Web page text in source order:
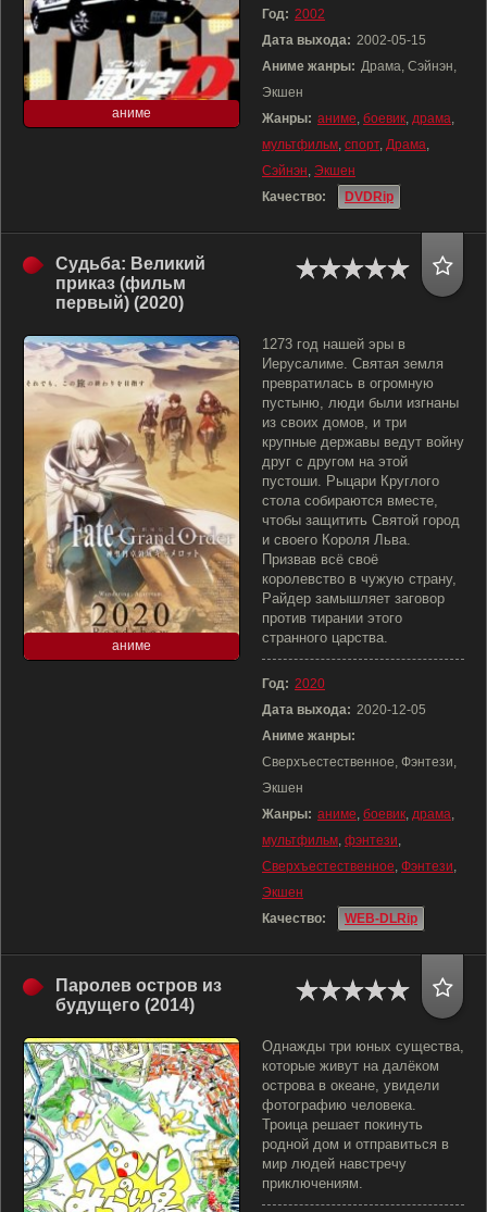
аниме
Год: 2002
Дата выхода: 2002-05-15
Аниме жанры: Драма, Сэйнэн,
Экшен
Жанры: аниме, боевик, драма,
мультфильм, спорт, Драма,
Сэйнэн, Экшен
Качество:
DVDRip
Судьба: Великий
приказ (фильм
первый) (2020)
аниме
1273 год нашей эры в
Иерусалиме. Святая земля
превратилась в огромную
пустыню, люди были изгнаны
из своих домов, и три
крупные державы ведут войну
друг с другом на этой
пустоши. Рыцари Круглого
стола собираются вместе,
чтобы защитить Святой город
и своего Короля Льва.
Призвав всё своё
королевство в чужую страну,
Райдер замышляет заговор
против тирании этого
странного царства.
Год: 2020
Дата выхода: 2020-12-05
Аниме жанры:
Сверхъестественное, Фэнтези,
Экшен
Жанры: аниме, боевик, драма,
мультфильм, фэнтези,
Сверхъестественное, Фэнтези,
Экшен
Качество:
WEB-DLRip
Паролев остров из
будущего (2014)
Однажды три юных существа,
которые живут на далёком
острова в океане, увидели
фотографию человека.
Троица решает покинуть
родной дом и отправиться в
мир людей навстречу
приключениям.